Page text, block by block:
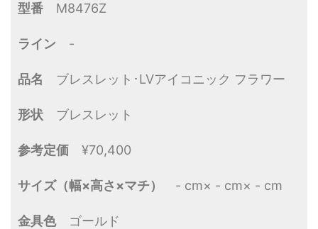
型番 M8476Z
ライン -
品名 ブレスレット･LVアイコニック フラワー
形状 ブレスレット
参考定価 ¥70,400
サイズ（幅×高さ×マチ） - cm× - cm× - cm
金具色ゴールド